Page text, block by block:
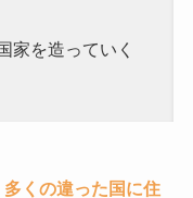
家を造っていく
くの違った国に住